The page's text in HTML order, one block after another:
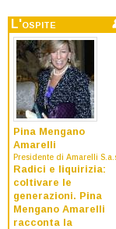
L'ospite
Pina Mengano
Amarelli
Presidente di Amarelli
Radici e liquirizia:
coltivare le
generazioni. Pina
Mengano Amarelli
racconta la